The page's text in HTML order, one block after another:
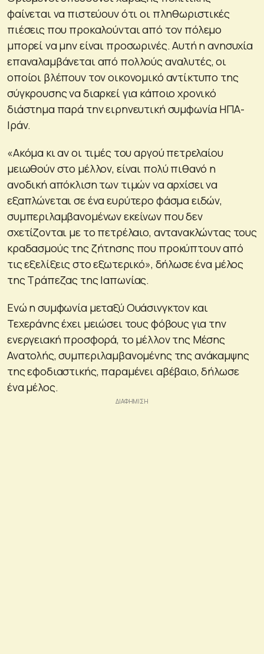
φαίνεται να πιστεύουν ότι οι πληθωριστικές
πιέσεις που προκαλούνται από τον πόλεμο
μπορεί να μην είναι προσωρινές. Αυτή η ανησυχία
επαναλαμβάνεται από πολλούς αναλυτές, οι
οποίοι βλέπουν τον οικονομικό αντίκτυπο της
σύγκρουσης να διαρκεί για κάποιο χρονικό
διάστημα παρά την ειρηνευτική συμφωνία ΗΠΑ-
Ιράν.
«Ακόμα κι αν οι τιμές του αργού πετρελαίου
μειωθούν στο μέλλον, είναι πολύ πιθανό η
ανοδική απόκλιση των τιμών να αρχίσει να
εξαπλώνεται σε ένα ευρύτερο φάσμα ειδών,
συμπεριλαμβανομένων εκείνων που δεν
σχετίζονται με το πετρέλαιο, αντανακλώντας τους
κραδασμούς της ζήτησης που προκύπτουν από
τις εξελίξεις στο εξωτερικό», δήλωσε ένα μέλος
της Τράπεζας της Ιαπωνίας.
Ενώ η συμφωνία μεταξύ Ουάσινγκτον και
Τεχεράνης έχει μειώσει τους φόβους για την
ενεργειακή προσφορά, το μέλλον της Μέσης
Ανατολής, συμπεριλαμβανομένης της ανάκαμψης
της εφοδιαστικής, παραμένει αβέβαιο, δήλωσε
ένα μέλος.